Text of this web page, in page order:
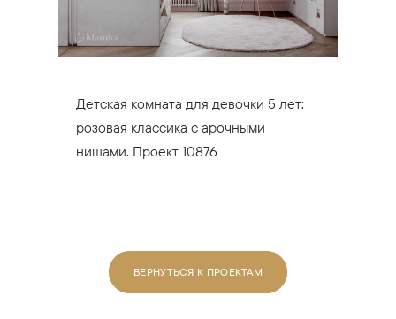
Детская комната для девочки 5 лет:
розовая классика с арочными
нишами. Проект 10876
ВЕРНУТЬСЯ К ПРОЕКТАМ